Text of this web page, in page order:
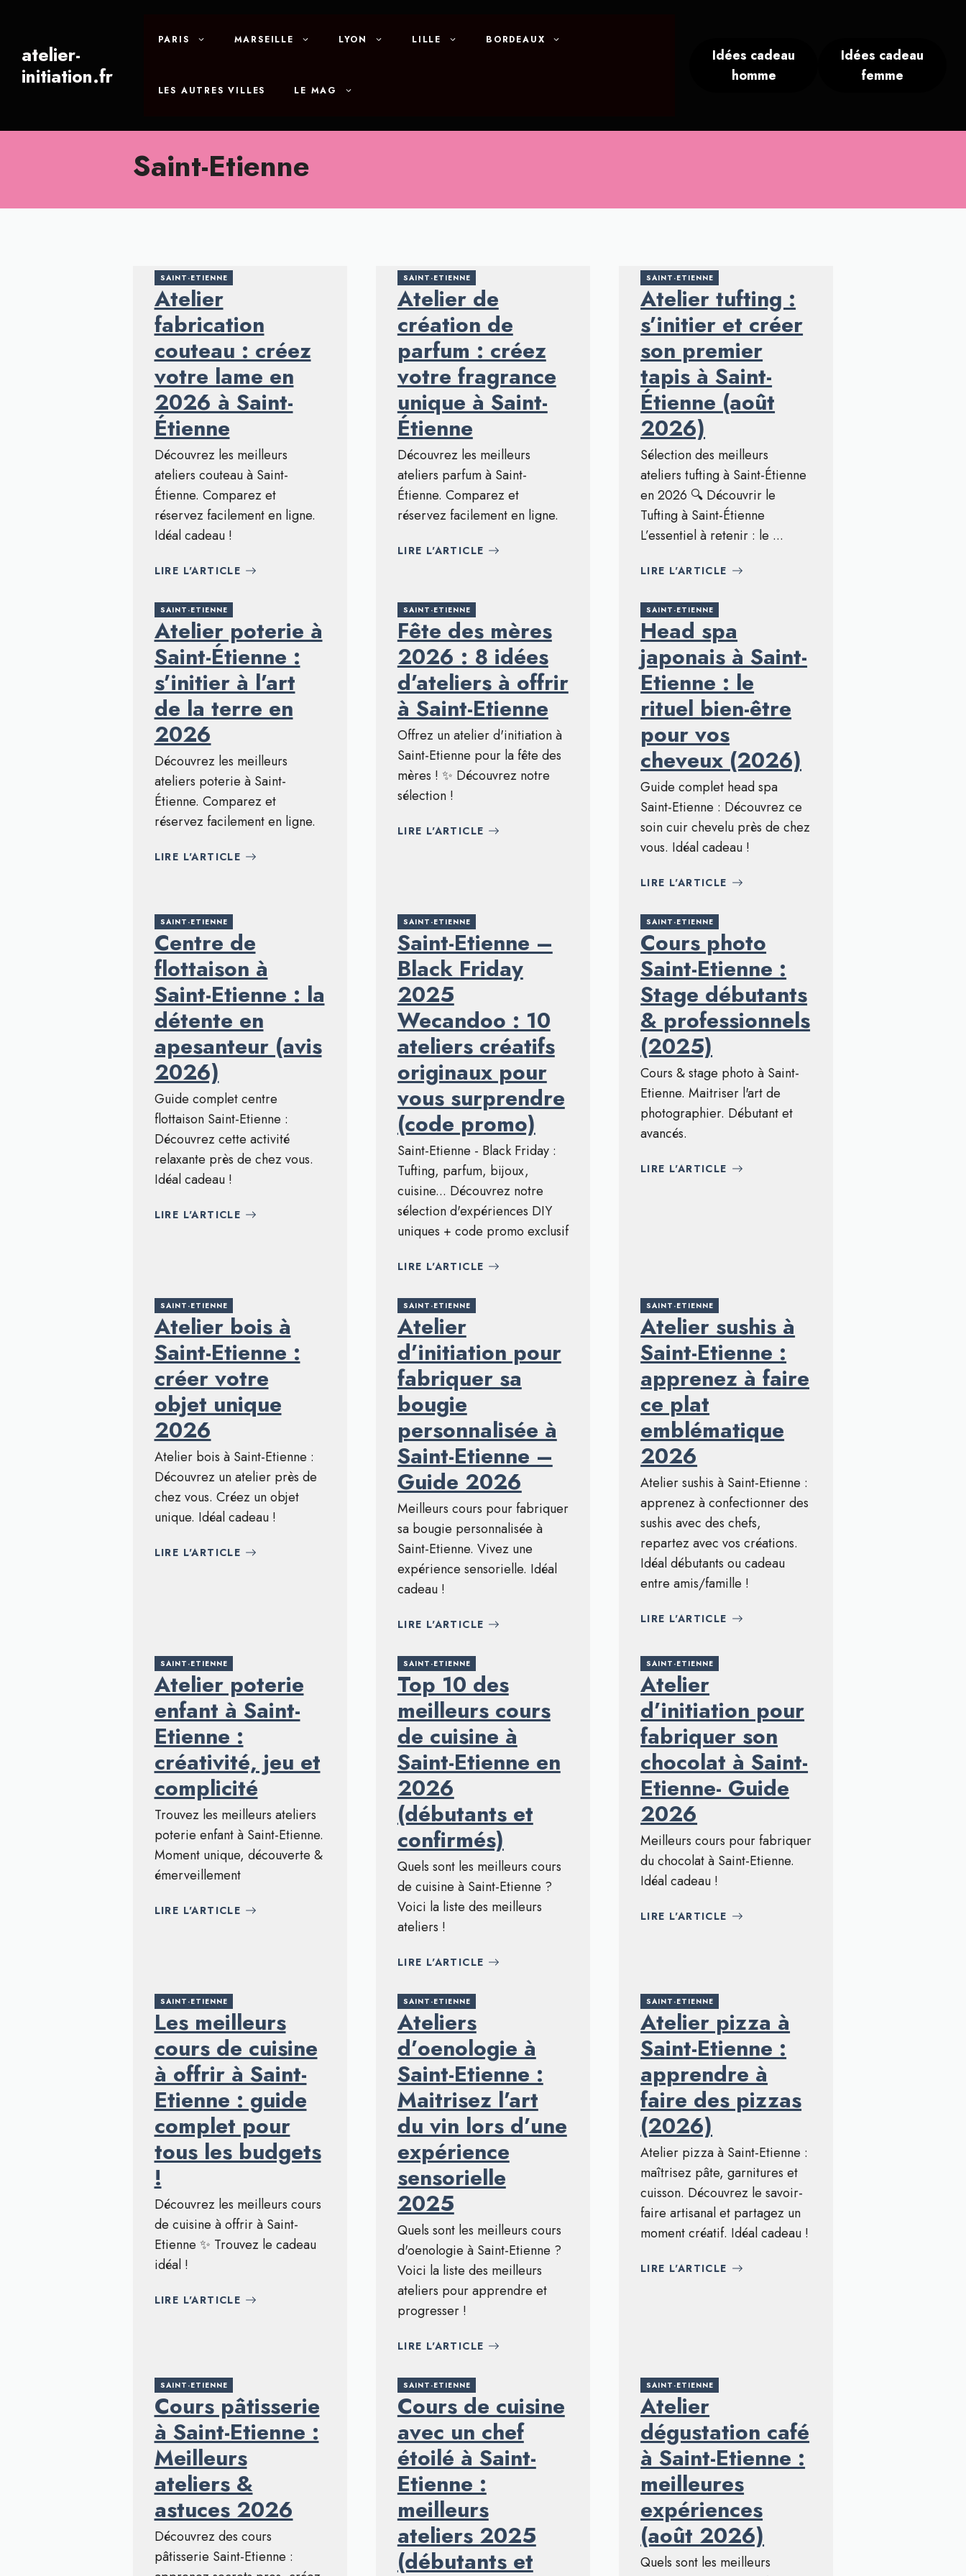
contenuatelier-
initiation.fr
PARIS MARSEILLE LYON LILLE BORDEAUX
LES AUTRES VILLES LE MAG
Idées cadeau
homme
Idées cadeau
femme
Saint-Etienne
SAINT-ETIENNE
Atelier
fabrication
couteau : créez
votre lame en
2026 à Saint-
Étienne
Découvrez les meilleurs
ateliers couteau à Saint-
Étienne. Comparez et
réservez facilement en ligne.
Idéal cadeau !
LIRE L'ARTICLE
SAINT-ETIENNE
Atelier de
création de
parfum : créez
votre fragrance
unique à Saint-
Étienne
Découvrez les meilleurs
ateliers parfum à Saint-
Étienne. Comparez et
réservez facilement en ligne.
LIRE L'ARTICLE
SAINT-ETIENNE
Atelier tufting :
s’initier et créer
son premier
tapis à Saint-
Étienne (août
2026)
Sélection des meilleurs
ateliers tufting à Saint-Étienne
en 2026 🔍 Découvrir le
Tufting à Saint-Étienne
L’essentiel à retenir : le ...
LIRE L'ARTICLE
SAINT-ETIENNE
Atelier poterie à
Saint-Étienne :
s’initier à l’art
de la terre en
2026
Découvrez les meilleurs
ateliers poterie à Saint-
Étienne. Comparez et
réservez facilement en ligne.
LIRE L'ARTICLE
SAINT-ETIENNE
Fête des mères
2026 : 8 idées
d’ateliers à offrir
à Saint-Etienne
Offrez un atelier d'initiation à
Saint-Etienne pour la fête des
mères ! ✨ Découvrez notre
sélection !
LIRE L'ARTICLE
SAINT-ETIENNE
Head spa
japonais à Saint-
Etienne : le
rituel bien-être
pour vos
cheveux (2026)
Guide complet head spa
Saint-Etienne : Découvrez ce
soin cuir chevelu près de chez
vous. Idéal cadeau !
LIRE L'ARTICLE
SAINT-ETIENNE
Centre de
flottaison à
Saint-Etienne : la
détente en
apesanteur (avis
2026)
Guide complet centre
flottaison Saint-Etienne :
Découvrez cette activité
relaxante près de chez vous.
Idéal cadeau !
LIRE L'ARTICLE
SAINT-ETIENNE
Saint-Etienne –
Black Friday
2025
Wecandoo : 10
ateliers créatifs
originaux pour
vous surprendre
(code promo)
Saint-Etienne - Black Friday :
Tufting, parfum, bijoux,
cuisine... Découvrez notre
sélection d'expériences DIY
uniques + code promo exclusif
LIRE L'ARTICLE
SAINT-ETIENNE
Cours photo
Saint-Etienne :
Stage débutants
& professionnels
(2025)
Cours & stage photo à Saint-
Etienne. Maitriser l'art de
photographier. Débutant et
avancés.
LIRE L'ARTICLE
SAINT-ETIENNE
Atelier bois à
Saint-Etienne :
créer votre
objet unique
2026
Atelier bois à Saint-Etienne :
Découvrez un atelier près de
chez vous. Créez un objet
unique. Idéal cadeau !
LIRE L'ARTICLE
SAINT-ETIENNE
Atelier
d’initiation pour
fabriquer sa
bougie
personnalisée à
Saint-Etienne –
Guide 2026
Meilleurs cours pour fabriquer
sa bougie personnalisée à
Saint-Etienne. Vivez une
expérience sensorielle. Idéal
cadeau !
LIRE L'ARTICLE
SAINT-ETIENNE
Atelier sushis à
Saint-Etienne :
apprenez à faire
ce plat
emblématique
2026
Atelier sushis à Saint-Etienne :
apprenez à confectionner des
sushis avec des chefs,
repartez avec vos créations.
Idéal débutants ou cadeau
entre amis/famille !
LIRE L'ARTICLE
SAINT-ETIENNE
Atelier poterie
enfant à Saint-
Etienne :
créativité, jeu et
complicité
Trouvez les meilleurs ateliers
poterie enfant à Saint-Etienne.
Moment unique, découverte &
émerveillement
LIRE L'ARTICLE
SAINT-ETIENNE
Top 10 des
meilleurs cours
de cuisine à
Saint-Etienne en
2026
(débutants et
confirmés)
Quels sont les meilleurs cours
de cuisine à Saint-Etienne ?
Voici la liste des meilleurs
ateliers !
LIRE L'ARTICLE
SAINT-ETIENNE
Atelier
d’initiation pour
fabriquer son
chocolat à Saint-
Etienne- Guide
2026
Meilleurs cours pour fabriquer
du chocolat à Saint-Etienne.
Idéal cadeau !
LIRE L'ARTICLE
SAINT-ETIENNE
Les meilleurs
cours de cuisine
à offrir à Saint-
Etienne : guide
complet pour
tous les budgets
!
Découvrez les meilleurs cours
de cuisine à offrir à Saint-
Etienne ✨ Trouvez le cadeau
idéal !
LIRE L'ARTICLE
SAINT-ETIENNE
Ateliers
d’oenologie à
Saint-Etienne :
Maitrisez l’art
du vin lors d’une
expérience
sensorielle
2025
Quels sont les meilleurs cours
d'oenologie à Saint-Etienne ?
Voici la liste des meilleurs
ateliers pour apprendre et
progresser !
LIRE L'ARTICLE
SAINT-ETIENNE
Atelier pizza à
Saint-Etienne :
apprendre à
faire des pizzas
(2026)
Atelier pizza à Saint-Etienne :
maîtrisez pâte, garnitures et
cuisson. Découvrez le savoir-
faire artisanal et partagez un
moment créatif. Idéal cadeau !
LIRE L'ARTICLE
SAINT-ETIENNE
Cours pâtisserie
à Saint-Etienne :
Meilleurs
ateliers &
astuces 2026
Découvrez des cours
pâtisserie Saint-Etienne :
SAINT-ETIENNE
Cours de cuisine
avec un chef
étoilé à Saint-
Etienne :
meilleurs
ateliers 2025
(débutants et
SAINT-ETIENNE
Atelier
dégustation café
à Saint-Etienne :
meilleures
expériences
(août 2026)
Quels sont les meilleurs